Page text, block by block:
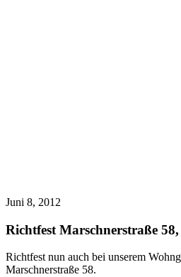
Juni 8, 2012
Richtfest Marschnerstraße
Richtfest nun auch bei unserem
Marschnerstraße 58.